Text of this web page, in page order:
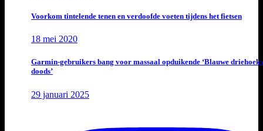
Voorkom tintelende tenen en verdoofde voeten tijdens het fietsen
18 mei 2020
Garmin-gebruikers bang voor massaal opduikende ‘Blauwe driehoek
doods’
29 januari 2025